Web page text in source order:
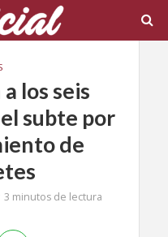
los seis
subte por
de
3 minutos de lectura